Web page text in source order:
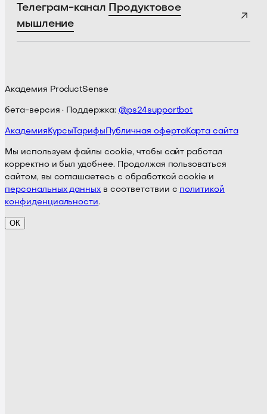
Телеграм-канал Продуктовое
мышление
Академия ProductSense
бета-версия · Поддержка: @ps24supportbot
Академия КурсыТарифы Публичная офертаКарта сайта
Мы используем файлы cookie, чтобы сайт работал
корректно и был удобнее. Продолжая пользоваться
сайтом, вы соглашаетесь с обработкой cookie и
персональных данных в соответствии с политикой
конфиденциальности.
ОК